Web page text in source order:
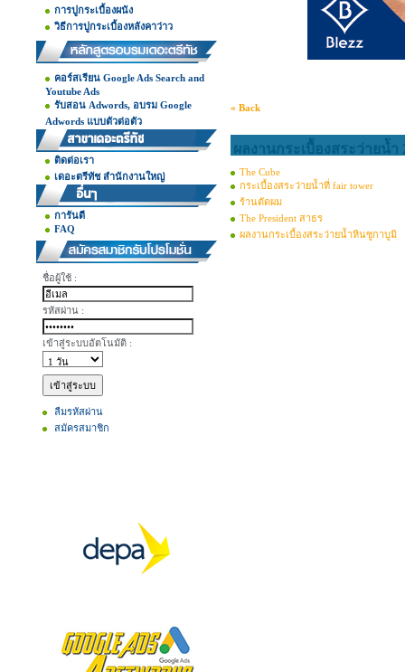
การปูกระเบื้องผนัง
วิธีการปูกระเบื้องหลังคาว่าว
คอร์สเรียน Google Ads Search and
Youtube Ads
รับสอน Adwords, อบรม Google
Adwords แบบตัวต่อตัว
ติดต่อเรา
เดอะตรีทัช สำนักงานใหญ่
การันตี
FAQ
ชื่อผู้ใช้ :
รหัสผ่าน :
เข้าสู่ระบบอัตโนมัติ :
ลืมรหัสผ่าน
สมัครสมาชิก
« Back
ผลงานกระเบื้องสระว่ายน้ำ
The Cube
กระเบื้องสระว่ายน้ำที่ fair tower
ร้านตัดผม
The President สาธร
ผลงานกระเบื้องสระว่ายน้ำหินซูกาบูมิ